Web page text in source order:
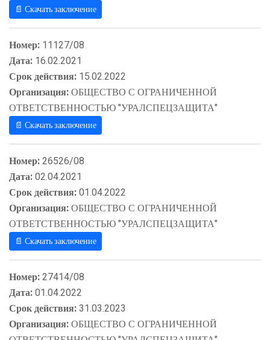
📄 Скачать заключение
Номер: 11127/08
Дата: 16.02.2021
Срок действия: 15.02.2022
Организация:ОБЩЕСТВО С ОГРАНИЧЕННОЙ
ОТВЕТСТВЕННОСТЬЮ "УРАЛСПЕЦЗАЩИТА"
📄 Скачать заключение
Номер:26526/08
Дата:02.04.2021
Срок действия:01.04.2022
Организация:ОБЩЕСТВО С ОГРАНИЧЕННОЙ
ОТВЕТСТВЕННОСТЬЮ "УРАЛСПЕЦЗАЩИТА"
📄 Скачать заключение
Номер:27414/08
Дата:01.04.2022
Срок действия:31.03.2023
Организация:ОБЩЕСТВО С ОГРАНИЧЕННОЙ